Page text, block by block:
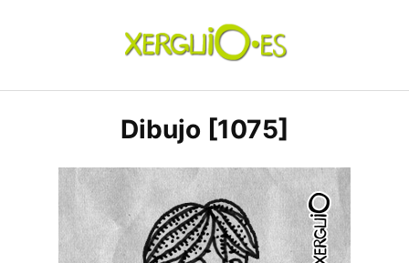
xerguio.ES | ilustración
Dibujo [1075]